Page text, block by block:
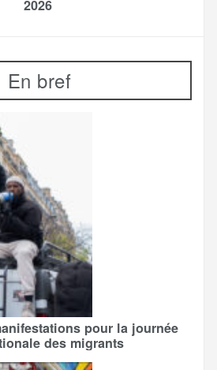
2026
En bref
pour la journée
des migrants